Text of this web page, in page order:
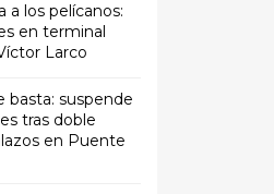
a los pelícanos:
en terminal
Larco
basta: suspende
tras doble
en Puente